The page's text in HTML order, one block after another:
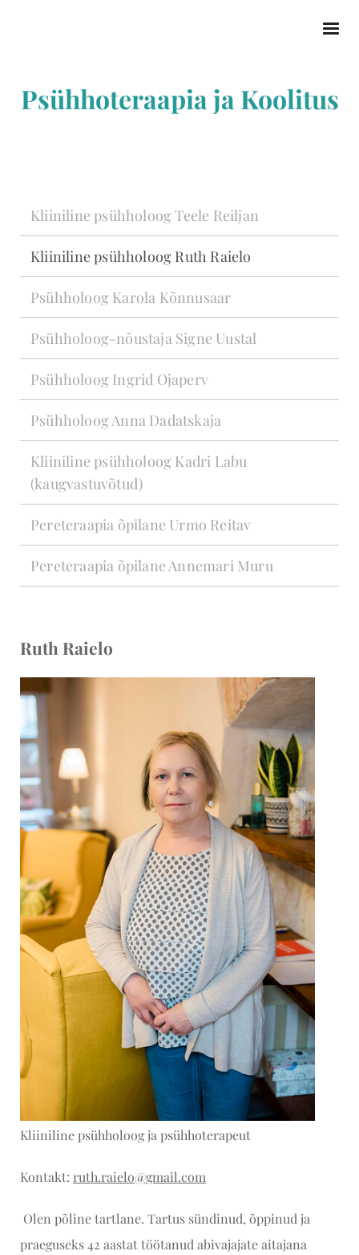
Psühhoteraapia ja Koolitus
Kliiniline psühholoog Teele Reiljan
Kliiniline psühholoog Ruth Raielo
Psühholoog Karola Kõnnusaar
Psühholoog-nõustaja Signe Uustal
Psühholoog Ingrid Ojaperv
Psühholoog Anna Dadatskaja
Kliiniline psühholoog Kadri Labu
(kaugvastuvõtud)
Pereteraapia õpilane Urmo Reitav
Pereteraapia õpilane Annemari Muru
Ruth Raielo
Kliiniline psühholoog ja psühhoterapeut
Kontakt: ruth.raielo@gmail.com
Olen põline tartlane. Tartus sündinud, õppinud ja
praeguseks 42 aastat töötanud abivajajate aitajana